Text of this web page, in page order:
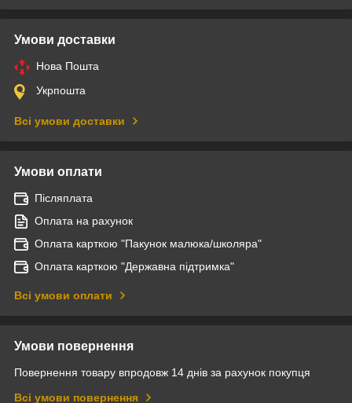
Умови доставки
Нова Пошта
Укрпошта
Всі умови доставки
Умови оплати
Післяплата
Оплата на рахунок
Оплата карткою "Пакунок малюка/школяра"
Оплата карткою "Державна підтримка"
Всі умови оплати
Умови повернення
Повернення товару впродовж 14 днів за рахунок покупця
Всі умови повернення